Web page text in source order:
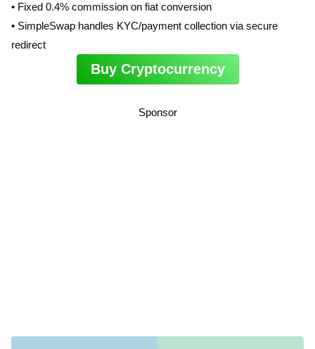
• Fixed 0.4% commission on fiat conversion
• SimpleSwap handles KYC/payment collection via secure
redirect
Buy Cryptocurrency
Sponsor